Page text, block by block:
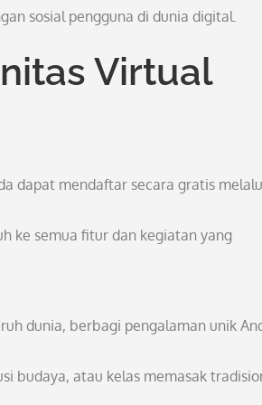
sosial pengguna di dunia digital.
Virtual
dapat mendaftar secara gratis
ke semua fitur dan kegiatan yang
dunia, berbagi pengalaman unik
budaya, atau kelas memasak